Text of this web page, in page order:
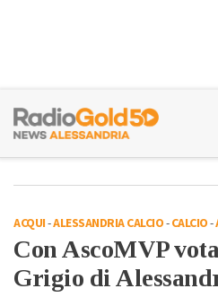
ACQUI-ALESSANDRIA CALCIO-CALCIO-
Con AscoMVP
Grigio di